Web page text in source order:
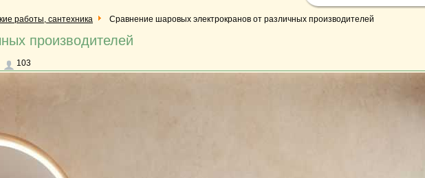
работы, сантехника Сравнение шаровых электрокранов от различных производителей
производителей
103